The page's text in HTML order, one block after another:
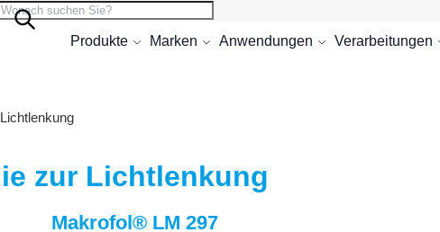
Suche
Suche
Produkte Marken Anwendungen Verarbeitungen
zur Lichtlenkung
Makrofol® LM 297